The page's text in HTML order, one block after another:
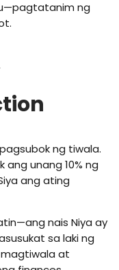
ng
ng tiwala.
ang unang 10% ng
ang ating
nais Niya ay
sa laki ng
magtiwala at